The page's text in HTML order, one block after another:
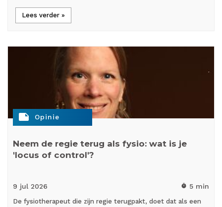
Lees verder »
note Opinie
Neem de regie terug als fysio: wat is je
'locus of control'?
9 jul 2026 timer 5 min
De fysiotherapeut die zijn regie terugpakt, doet dat als een